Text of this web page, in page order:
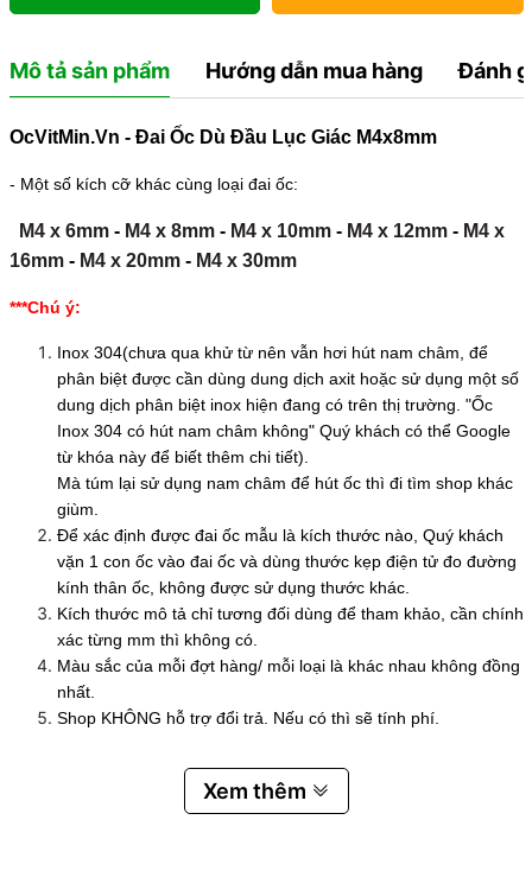
Mô tả sản phẩm Hướng dẫn mua hàng Đánh
OcVitMin.Vn - Đai Ốc Dù Đầu Lục Giác M4x8mm
- Một số kích cỡ khác cùng loại đai ốc:
M4 x 6mm- M4 x 8mm- M4 x 10mm- M4 x 12mm- M4 x
16mm- M4 x 20mm- M4 x 30mm
***Chú ý:
Inox 304(chưa qua khử từ nên vẫn hơi hút nam châm, để
phân biệt được cần dùng dung dịch axit hoặc sử dụng một số
dung dịch phân biệt inox hiện đang có trên thị trường. "Ốc
Inox 304 có hút nam châm không" Quý khách có thể Google
từ khóa này để biết thêm chi tiết).
Mà túm lại sử dụng nam châm để hút ốc thì đi tìm shop khác
giùm.
Để xác định được đai ốc mẫu là kích thước nào, Quý khách
vặn 1 con ốc vào đai ốc và dùng thước kẹp điện tử đo đường
kính thân ốc, không được sử dụng thước khác.
Kích thước mô tả chỉ tương đối dùng để tham khảo, cần chính
xác từng mm thì không có.
Màu sắc của mỗi đợt hàng/ mỗi loại là khác nhau không đồng
nhất.
Shop KHÔNG hỗ trợ đổi trả. Nếu có thì sẽ tính phí.
Xem thêm